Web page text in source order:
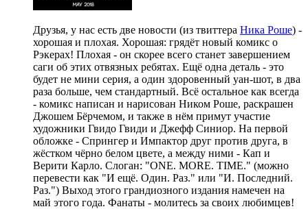
Друзья, у нас есть две новости (из твиттера Ника Роше) -
хорошая и плохая. Хорошая: грядёт новый комикс о
Рэкерах! Плохая - он скорее всего станет завершением
саги об этих отвязных ребятах. Ещё одна деталь - это
будет не мини серия, а один здоровенный уан-шот, в два
раза больше, чем стандартный. Всё остальное как всегда
- комикс написан и нарисован Ником Роше, раскрашен
Джошем Бёрчемом, и также в нём примут участие
художники Гвидо Гвиди и Джефф Синиор. На первой
обложке - Спрингер и Импактор друг против друга, в
жёстком чёрно белом цвете, а между ними - Кап и
Верити Карло. Слоган: "ONE. MORE. TIME." (можно
перевести как "И ещё. Один. Раз." или "И. Последний.
Раз.") Выход этого грандиозного издания намечен на
май этого года. Фанаты - молитесь за своих любимцев!